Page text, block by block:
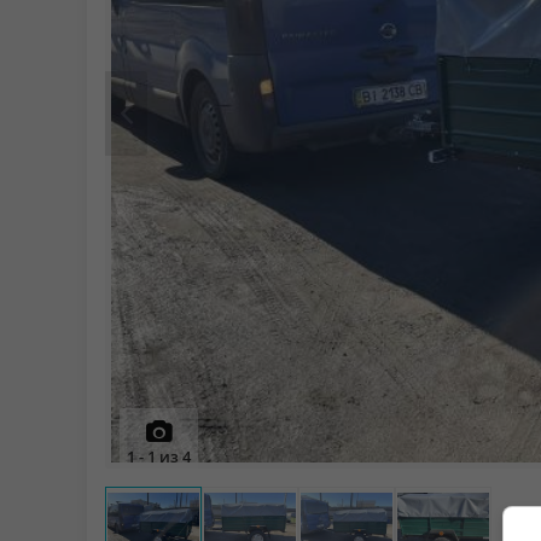
1 - 1 из 4